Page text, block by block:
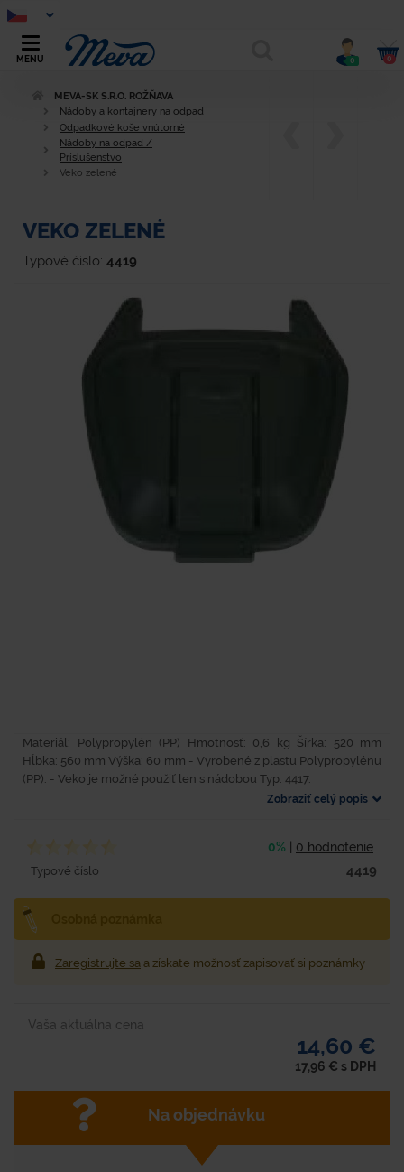
MENU 0 0
MEVA-SK S.R.O. ROŽŇAVA
Nádoby a kontajnery na odpad
Odpadkové koše vnútorné
Nádoby na odpad /
Príslušenstvo
Veko zelené
VEKO ZELENÉ
Typové číslo: 4419
Materiál: Polypropylén (PP) Hmotnosť: 0,6 kg Šírka: 520 mm
Hĺbka: 560 mm Výška: 60 mm - Vyrobené z plastu Polypropylénu
(PP). - Veko je možné použiť len s nádobou Typ: 4417.
Zobraziť celý popis
0% 0 hodnotenie
Typové číslo 4419
Zaregistrujte sa a získate možnosť zapisovať si poznámky
Vaša aktuálna cena
14,60 €
17,96 € s DPH
Na objednávku